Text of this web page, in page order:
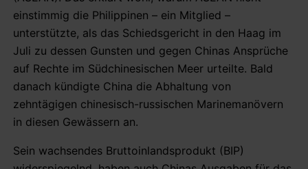
einstimmig die Philippinen – ein Mitglied –
unterstützte, als das Schiedsgericht in den Haag im
Juli zu dessen Gunsten und gegen Chinas Ansprüche
auf Rechte im Südchinesischen Meer urteilte. Bald
danach kündigte China die Abhaltung von
zehntägigen chinesisch-russischen Marinemanövern
in diesen Gewässern an.
Sein wachsendes Bruttoinlandsprodukt (BIP)